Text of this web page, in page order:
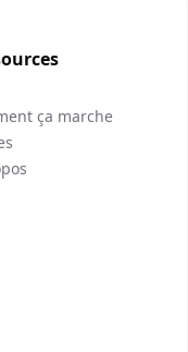
ça marche